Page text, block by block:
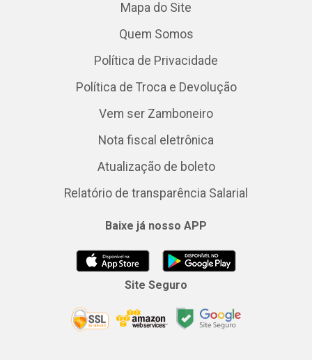
Mapa do Site
Quem Somos
Política de Privacidade
Política de Troca e Devolução
Vem ser Zamboneiro
Nota fiscal eletrônica
Atualização de boleto
Relatório de transparência Salarial
Baixe já nosso APP
Site Seguro